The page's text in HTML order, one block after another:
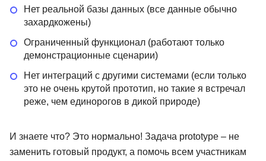
Нет реальной базы данных (все данные обычно
захардкожены)
Ограниченный функционал (работают только
демонстрационные сценарии)
Нет интеграций с другими системами (если только
это не очень крутой прототип, но такие я встречал
реже, чем единорогов в дикой природе)
И знаете что? Это нормально! Задача prototype – не
заменить готовый продукт, а помочь всем участникам